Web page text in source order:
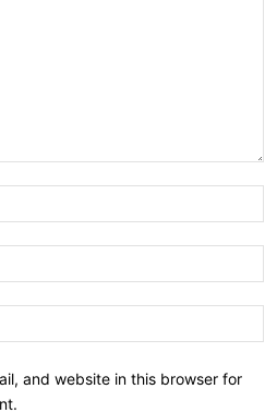
and website in this browser for